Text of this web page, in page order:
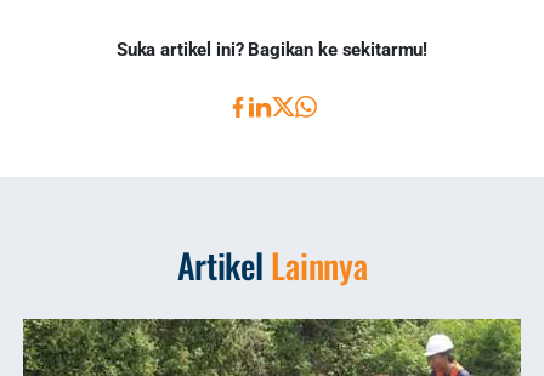
Suka artikel ini? Bagikan ke sekitarmu!
ArtikelLainnya